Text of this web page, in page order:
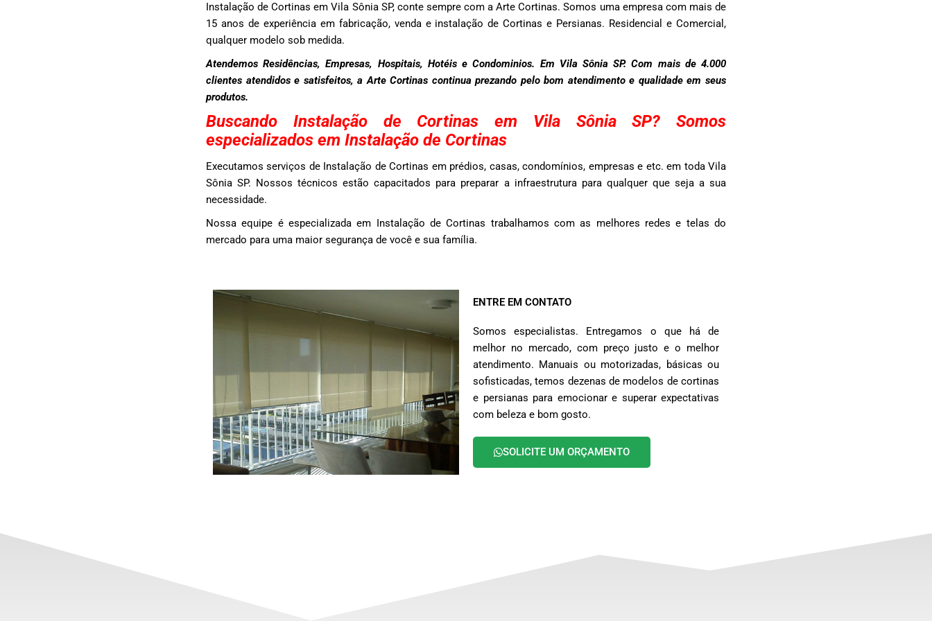
Instalação de Cortinas em Vila Sônia SP, conte sempre com a Arte Cortinas. Somos uma empresa com mais de
15 anos de experiência em fabricação, venda e instalação de Cortinas e Persianas. Residencial e Comercial,
qualquer modelo sob medida.
Atendemos Residências, Empresas, Hospitais, Hotéis e Condominios. Em Vila Sônia SP. Com mais de 4.000
clientes atendidos e satisfeitos, a Arte Cortinas continua prezando pelo bom atendimento e qualidade em seus
produtos.
Buscando Instalação de Cortinas em Vila Sônia SP? Somos
especializados em Instalação de Cortinas
Executamos serviços de Instalação de Cortinas em prédios, casas, condomínios, empresas e etc. em toda Vila
Sônia SP. Nossos técnicos estão capacitados para preparar a infraestrutura para qualquer que seja a sua
necessidade.
Nossa equipe é especializada em Instalação de Cortinas trabalhamos com as melhores redes e telas do
mercado para uma maior segurança de você e sua família.
ENTRE EM CONTATO
Somos especialistas. Entregamos o que há de
melhor no mercado, com preço justo e o melhor
atendimento. Manuais ou motorizadas, básicas ou
sofisticadas, temos dezenas de modelos de cortinas
e persianas para emocionar e superar expectativas
com beleza e bom gosto.
SOLICITE UM ORÇAMENTO